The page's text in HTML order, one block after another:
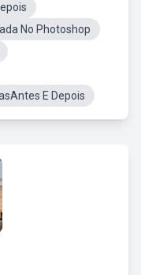
No Photoshop
E Depois